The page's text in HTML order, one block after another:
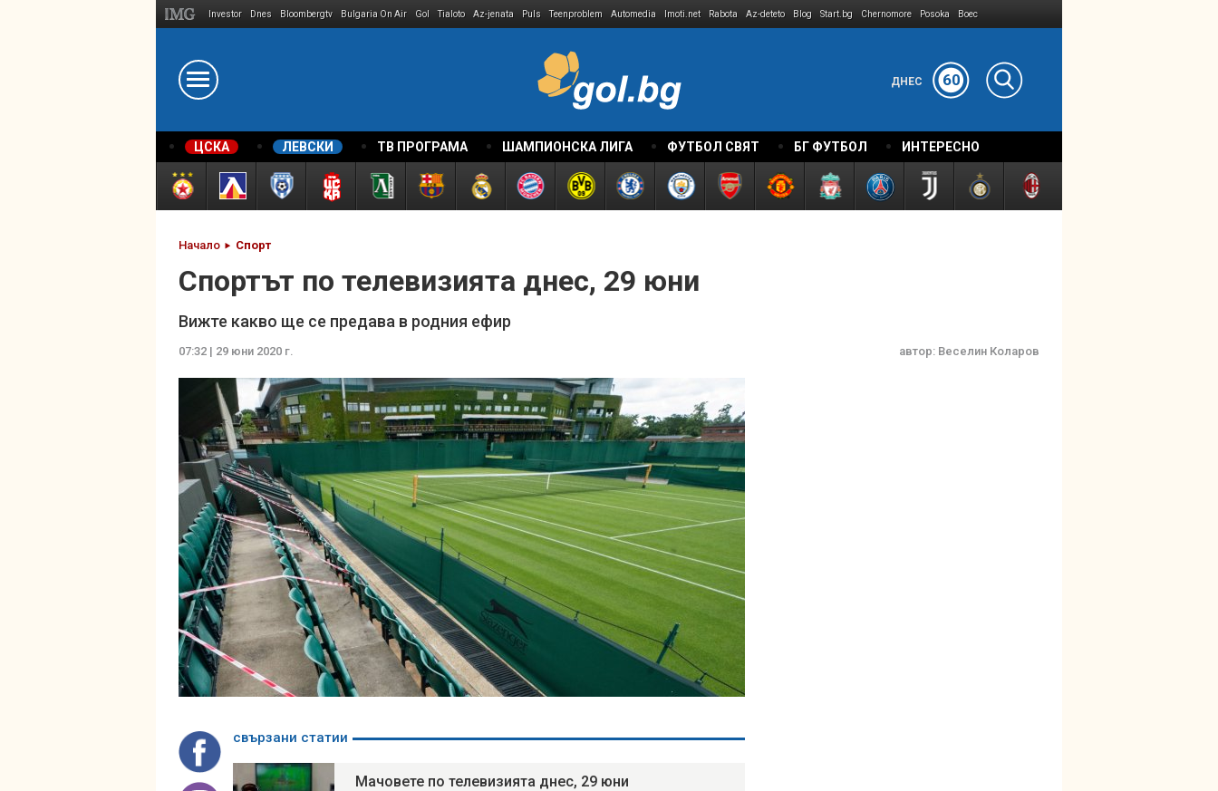
Investor Dnes Bloombergtv Bulgaria On Air Gol Tialoto Az-jenata Puls Teenproblem Automedia Imoti.net Rabota Az-deteto Blog Start.bg Chernomore Posoka Boec
ДНЕС 60
ЦСКА ЛЕВСКИ ТВ ПРОГРАМА ШАМПИОНСКА ЛИГА ФУТБОЛ СВЯТ БГ ФУТБОЛ ИНТЕРЕСНО
Начало Спорт
Спортът по телевизията днес, 29 юни
Вижте какво ще се предава в родния ефир
07:32 | 29 юни 2020 г. автор: Веселин Коларов
свързани статии
Мачовете по телевизията днес, 29 юни